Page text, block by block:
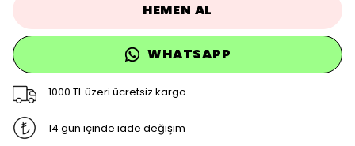
HEMEN AL
WHATSAPP
1000 TL üzeri ücretsiz kargo
14 gün içinde iade değişim